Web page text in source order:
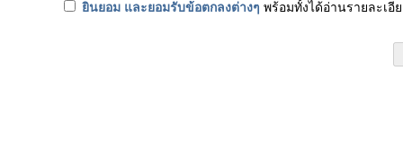
ยินยอม และยอมรับข้อตกลงต่างๆ พร้อมทั้งได้อ่านรายละเ